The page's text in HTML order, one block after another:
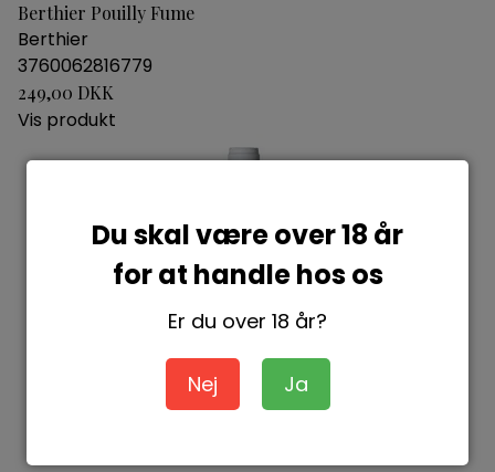
Du skal være over 18 år
for at handle hos os
Er du over 18 år?
Nej Ja
Berthier Pouilly Fume
Berthier
3760062816779
249,00 DKK
Vis produkt